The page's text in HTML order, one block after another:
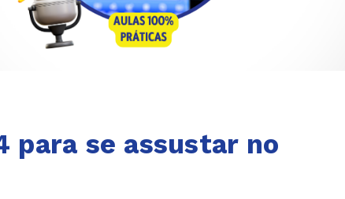
para se assustar no